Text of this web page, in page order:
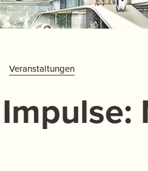
Veranstaltungen
Impulse: